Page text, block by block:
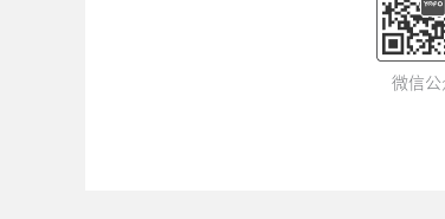
微信公